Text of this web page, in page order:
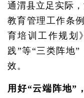
通渭县立足实际
教育管理工作条
育培训工作规划
践”等“三类阵地
效。
用好“云端阵地”